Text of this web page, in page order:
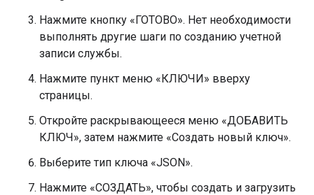
Нажмите кнопку «ГОТОВО». Нет необходимости
выполнять другие шаги по созданию учетной
записи службы.
Нажмите пункт меню «КЛЮЧИ» вверху
страницы.
Откройте раскрывающееся меню «ДОБАВИТЬ
КЛЮЧ», затем нажмите «Создать новый ключ».
Выберите тип ключа «JSON».
Нажмите «СОЗДАТЬ», чтобы создать и загрузить